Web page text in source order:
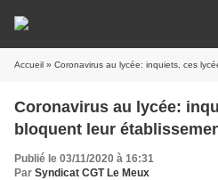
Accueil » Coronavirus au lycée: inquiets, ces
Coronavirus au lycée:
bloquent leur
Publié le 03/11/2020 à 16:31
Par Syndicat CGT Le Meux